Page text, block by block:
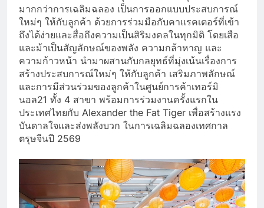
มากกว่าการเฉลิมฉลอง เป็นการออกแบบประสบการณ์
ใหม่ๆ ให้กับลูกค้า ด้วยการร่วมมือกับคาแรคเตอร์ที่เข้า
ถึงได้ง่ายและสื่อถึงความเป็นสิริมงคลในทุกมิติ โดยเสือ
และม้าเป็นสัญลักษณ์ของพลัง ความกล้าหาญ และ
ความก้าวหน้า นำมาผสานกับกลยุทธ์ที่มุ่งเน้นเรื่องการ
สร้างประสบการณ์ใหม่ๆ ให้กับลูกค้า เสริมภาพลักษณ์
และการมีส่วนร่วมของลูกค้าในศูนย์การค้าเทอร์มิ
นอล21 ทั้ง 4 สาขา พร้อมการร่วมงานครั้งแรกใน
ประเทศไทยกับ Alexander the Fat Tiger เพื่อสร้างแรง
บันดาลใจและส่งพลังบวก ในการเฉลิมฉลองเทศกาล
ตรุษจีนปี 2569